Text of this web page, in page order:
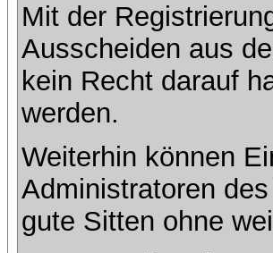
Mit der
Ausscheiden aus
kein Recht darauf
werden.
Weiterhin können
Administratoren
gute Sitten ohne